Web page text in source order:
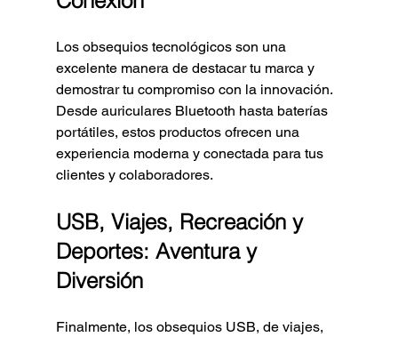
Los obsequios tecnológicos son una
excelente manera de destacar tu marca y
demostrar tu compromiso con la innovación.
Desde auriculares Bluetooth hasta baterías
portátiles, estos productos ofrecen una
experiencia moderna y conectada para tus
clientes y colaboradores.
USB, Viajes, Recreación y
Deportes: Aventura y
Diversión
Finalmente, los obsequios USB, de viajes,